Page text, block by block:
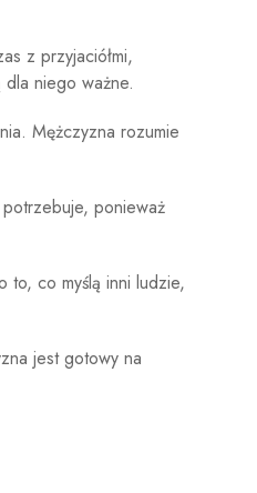
z przyjaciółmi,
niego ważne.
Mężczyzna rozumie
ponieważ
to, co myślą inni ludzie,
jest gotowy na